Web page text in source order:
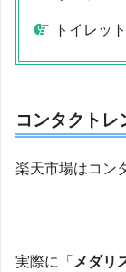
トイレッ
コンタクトレ
楽天市場はコン
実際に「 メダリ